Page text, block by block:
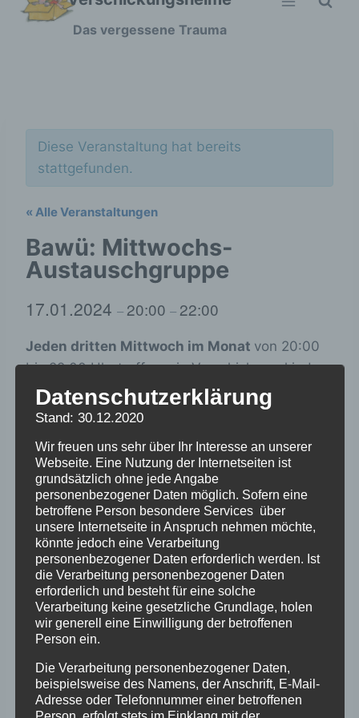
Zum
Das vergessene Trauma
Diese Veranstaltung hat bereits
stattgefunden.
« Alle Veranstaltungen
Bawü: Mittwochs-
Austauschgruppe
17.01.2024 – 20:00 – 22:00
Jeden dritten Mittwoch im Monat von 20:00
bis 22:00 Uhr treffen wir, Verschickungskinder
in Freiburg, uns im Selbsthilfebüro in
Freiburg, Schwabentorring 2, in Präsenz. Alle,
eingeladen, einfach vorbeikommen!
Zum Kalender hinzufügen
Veranstaltung-
«HH:
Austausch- und
Datenschutzerklärung
Stand: 30.12.2020
Wir freuen uns sehr über Ihr Interesse an unserer
Webseite. Eine Nutzung der Internetseiten ist
grundsätzlich ohne jede Angabe
personenbezogener Daten möglich. Sofern eine
betroffene Person besondere Services über
unsere Internetseite in Anspruch nehmen möchte,
könnte jedoch eine Verarbeitung
personenbezogener Daten erforderlich werden. Ist
die Verarbeitung personenbezogener Daten
erforderlich und besteht für eine solche
Verarbeitung keine gesetzliche Grundlage, holen
wir generell eine Einwilligung der betroffenen
Person ein.
Die Verarbeitung personenbezogener Daten,
beispielsweise des Namens, der Anschrift, E-Mail-
Adresse oder Telefonnummer einer betroffenen